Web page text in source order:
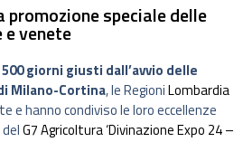
speciale delle
e venete
500 giorni giusti dall’avvio delle
Milano-Cortina, le RegioniLombardia
e hanno condiviso le loro eccellenze
G7 Agricoltura ‘Divinazione Expo 24 –